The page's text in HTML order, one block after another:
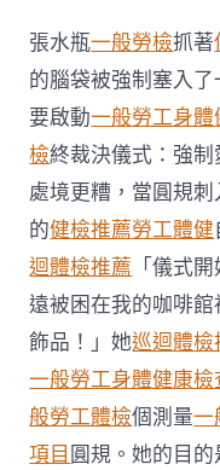
張水瓶一般勞檢抓著
的腦袋被強制塞入
要啟動一般勞工身體
檢終裁決儀式：強
處境更糟，當圓規
的健檢推薦勞工體健
迴體檢推薦 「儀式
遠被困在我的咖啡
飾品！」她巡迴體檢
一般勞工身體健康檢
般勞工體檢個測量一
項目 圓規。她的目